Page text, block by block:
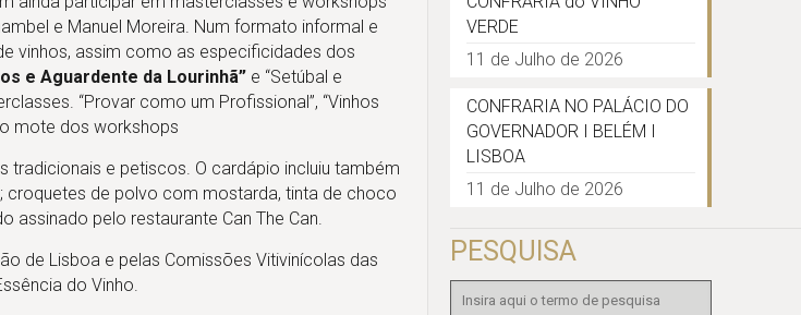
e Manuel Moreira. Num formato informal e
vinhos, assim como as especificidades dos
e Aguardente da Lourinhã” e “Setúbal e
“Provar como um Profissional”, “Vinhos
o mote dos workshops
tradicionais e petiscos. O cardápio incluiu também
de polvo com mostarda, tinta de choco
assinado pelo restaurante Can The Can.
de Lisboa e pelas Comissões Vitivinícolas das
do Vinho.
VERDE
11 de Julho de 2026
CONFRARIA NO PALÁCIO DO
GOVERNADOR I BELÉM I
LISBOA
11 de Julho de 2026
PESQUISA